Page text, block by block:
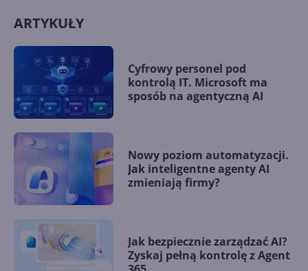
ARTYKUŁY
Cyfrowy personel pod
kontrolą IT. Microsoft ma
sposób na agentyczną AI
Nowy poziom automatyzacji.
Jak inteligentne agenty AI
zmieniają firmy?
Jak bezpiecznie zarządzać AI?
Zyskaj pełną kontrolę z Agent